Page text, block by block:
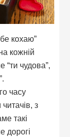
кохаю”
кожній
“ти чудова”,
часу
з
такі
дорогі